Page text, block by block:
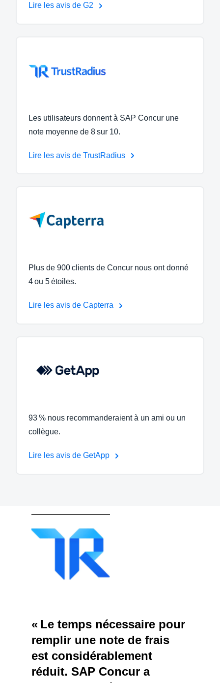
Lire les avis de G2
Les utilisateurs donnent à SAP Concur une
note moyenne de 8 sur 10.
Lire les avis de TrustRadius
Plus de 900 clients de Concur nous ont donné
4 ou 5 étoiles.
Lire les avis de Capterra
93 % nous recommanderaient à un ami ou un
collègue.
Lire les avis de GetApp
« Le temps nécessaire pour
remplir une note de frais
est considérablement
réduit. SAP Concur a